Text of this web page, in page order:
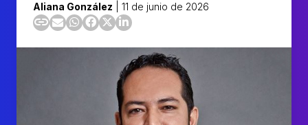
Aliana González 11 de junio de 2026